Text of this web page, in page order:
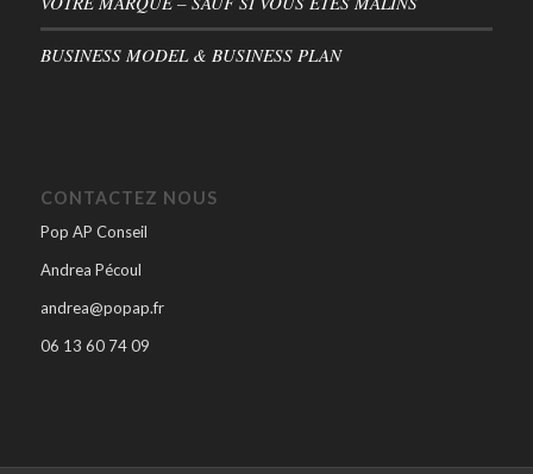
BUSINESS MODEL & BUSINESS PLAN
CONTACTEZ NOUS
Pop AP Conseil
Andrea Pécoul
andrea@popap.fr
06 13 60 74 09